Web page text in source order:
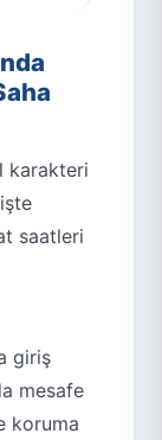
karakteri
saatleri
giriş
mesafe
koruma